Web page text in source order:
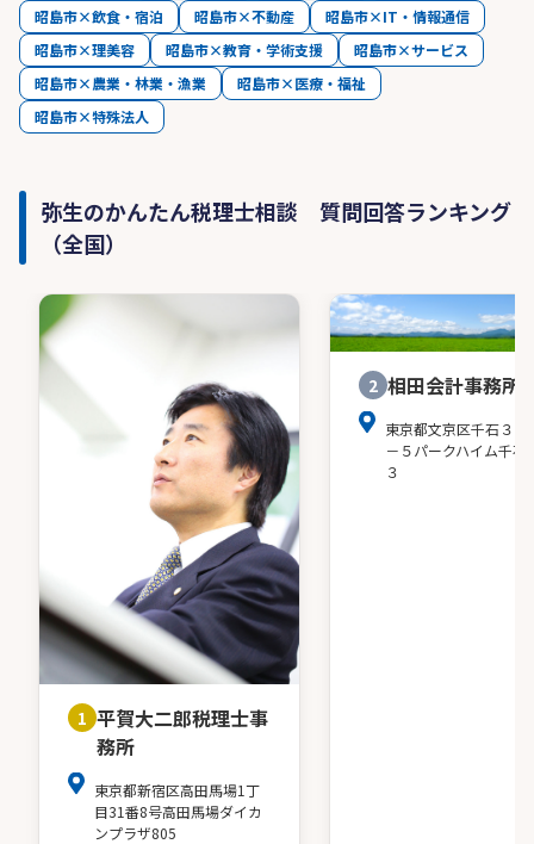
昭島市×飲食・宿泊
昭島市×不動産
昭島市×IT・情報通信
昭島市×理美容
昭島市×教育・学術支援
昭島市×サービス
昭島市×農業・林業・漁業
昭島市×医療・福祉
昭島市×特殊法人
弥生のかんたん税理士相談 質問回答ランキング
（全国）
1 平賀大二郎税理士事
務所
東京都新宿区高田馬場1丁
目31番8号高田馬場ダイカ
ンプラザ805
2 相田会計事務所
東京都文京区千石３－
－５パークハイム千石
３